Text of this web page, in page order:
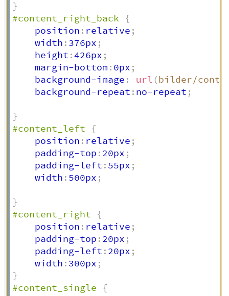
}
#content_right_back
{
    position
: relative ;
    width
: 376px ;
    height
:426px ;
    margin-bottom
: 0px ;
    background-image
: url (bilder/
    background-repeat
: no-repeat ;
}
#content_left
{
    position
: relative ;
    padding-top
: 20px ;
    padding-left
: 55px ;
    width
: 500px ;
}
#content_right
{
    position
: relative ;
    padding-top
: 20px ;
    padding-left
: 20px ;
    width
: 300px ;
}
#content_single
{